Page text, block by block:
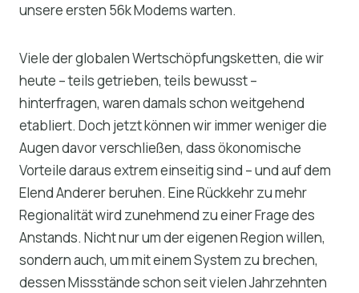
unsere ersten 56k Modems warten.
Viele der globalen Wertschöpfungsketten, die wir
heute – teils getrieben, teils bewusst –
hinterfragen, waren damals schon weitgehend
etabliert. Doch jetzt können wir immer weniger die
Augen davor verschließen, dass ökonomische
Vorteile daraus extrem einseitig sind – und auf dem
Elend Anderer beruhen. Eine Rückkehr zu mehr
Regionalität wird zunehmend zu einer Frage des
Anstands. Nicht nur um der eigenen Region willen,
sondern auch, um mit einem System zu brechen,
dessen Missstände schon seit vielen Jahrzehnten